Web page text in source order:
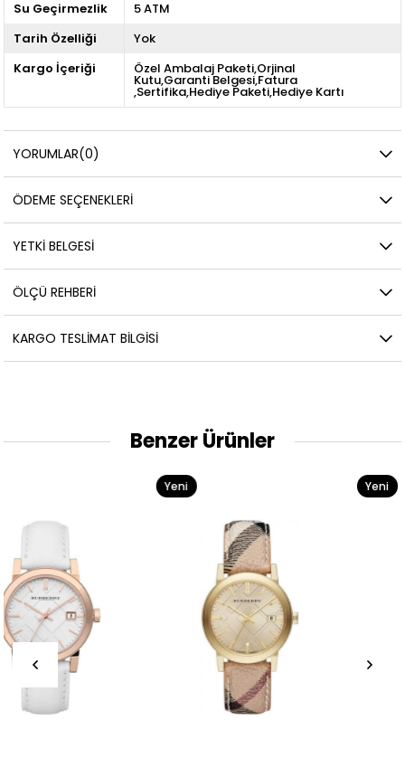
Su Geçirmezlik
5 ATM
Tarih Özelliği
Yok
Kargo İçeriği
Özel Ambalaj Paketi,Orjinal
Kutu,Garanti Belgesi,Fatura
,Sertifika,Hediye Paketi,Hediye Kartı
YORUMLAR(0)
ÖDEME SEÇENEKLERI
YETKİ BELGESİ
ÖLÇÜ REHBERI
KARGO TESLIMAT BILGISI
Benzer Ürünler